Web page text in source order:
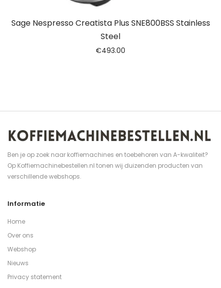
Sage Nespresso Creatista Plus SNE800BSS Stainless
Steel
€493.00
Ben je op zoek naar koffiemachines en toebehoren van A-kwaliteit?
Op Koffiemachinebestellen.nl tonen wij duizenden producten van
verschillende webshops.
Informatie
Home
Over ons
Webshop
Nieuws
Privacy statement